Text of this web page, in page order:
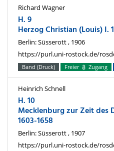
Richard Wagner
H. 9
Herzog Christian (Louis) I.
Berlin: Süsserott , 1906
https://purl.uni-rostock.de/
Band (Druck) Freier Zugang
Heinrich Schnell
H. 10
Mecklenburg zur Zeit des
1603-1658
Berlin: Süsserott , 1907
https://purl.uni-rostock.de/